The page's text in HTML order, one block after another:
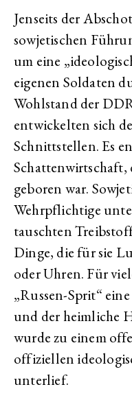
Jenseits der
sowjetischen
um eine
eigenen Soldaten
Wohlstand der
entwickelten sich
Schnittstellen. Es
Schattenwirtschaft,
geboren war.
Wehrpflichtige
tauschten
Dinge, die für sie
oder Uhren. Für
„Russen-Sprit“
und der heimliche
wurde zu einem
offiziellen
unterlief.